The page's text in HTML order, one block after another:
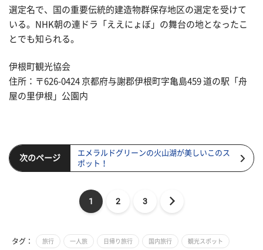
選定名で、国の重要伝統的建造物群保存地区の選定を受けて
いる。NHK朝の連ドラ「ええにょぼ」の舞台の地となったこ
とでも知られる。
伊根町観光協会
住所：〒626-0424 京都府与謝郡伊根町字亀島459 道の駅「舟
屋の里伊根」公園内
次のページ
エメラルドグリーンの火山湖が美しいこのス
ポット！
1 2 3
タグ： 旅行 一人旅 日帰り旅行 国内旅行 観光スポット